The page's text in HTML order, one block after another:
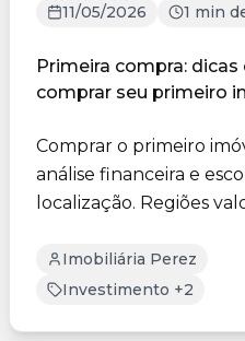
11/05/2026 1 min
Primeira compra: dicas
comprar seu primeiro
Comprar o primeiro
análise financeira e
localização. Regiões
Imobiliária Perez
Investimento +2